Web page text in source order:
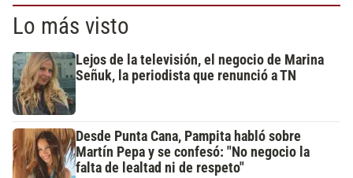
Lo más visto
Lejos de la televisión, el negocio de Marina
Señuk, la periodista que renunció a TN
Desde Punta Cana, Pampita habló sobre
Martín Pepa y se confesó: "No negocio la
falta de lealtad ni de respeto"